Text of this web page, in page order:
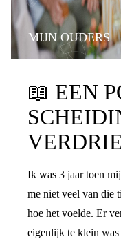
MIJN OUDERS
📖 EEN
Ik was 3 jaar toen
me niet veel van die
hoe het voelde. Er
eigenlijk te klein